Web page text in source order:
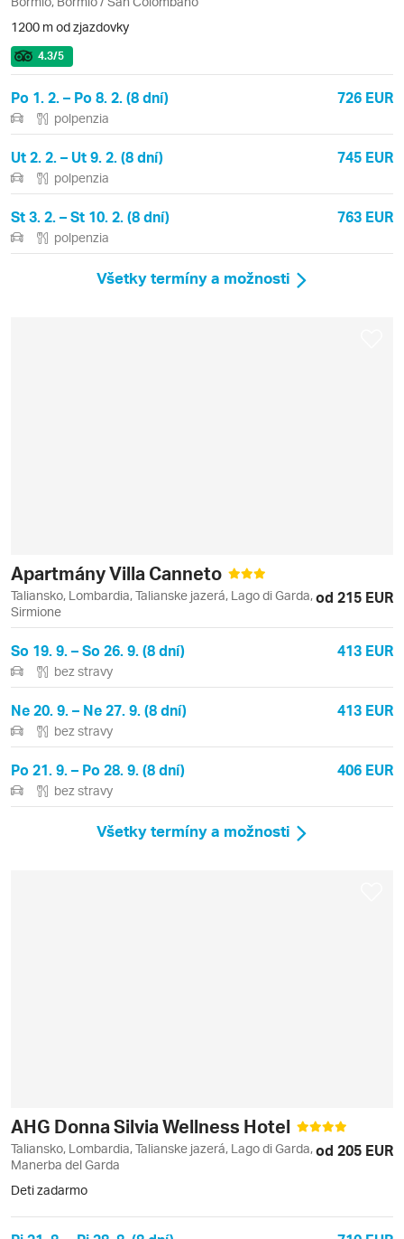
1200 m od zjazdovky
4.3/5
Po 1. 2. – Po 8. 2. (8 dní) 726 EUR
polpenzia
Ut 2. 2. – Ut 9. 2. (8 dní) 745 EUR
polpenzia
St 3. 2. – St 10. 2. (8 dní) 763 EUR
polpenzia
Všetky termíny a možnosti
Apartmány Villa Canneto
Taliansko, Lombardia, Talianske jazerá, Lago di Garda,
Sirmione
od 215 EUR
So 19. 9. – So 26. 9. (8 dní) 413 EUR
bez stravy
Ne 20. 9. – Ne 27. 9. (8 dní) 413 EUR
bez stravy
Po 21. 9. – Po 28. 9. (8 dní) 406 EUR
bez stravy
Všetky termíny a možnosti
AHG Donna Silvia Wellness Hotel
Taliansko, Lombardia, Talianske jazerá, Lago di Garda,
Manerba del Garda
od 205 EUR
Deti zadarmo